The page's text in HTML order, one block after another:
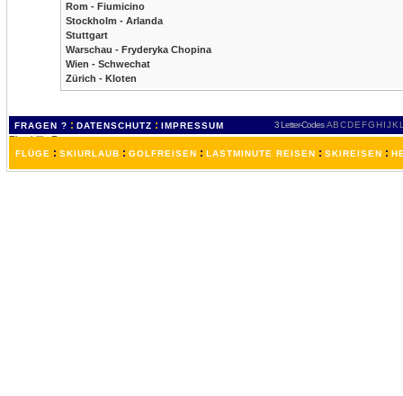
Rom - Fiumicino
Stockholm - Arlanda
Stuttgart
Warschau - Fryderyka Chopina
Wien - Schwechat
Zürich - Kloten
FRAGEN ? : DATENSCHUTZ : IMPRESSUM 3 Letter-Codes ABCDEFGH IJKL
FLÜGE : SKIURLAUB : GOLFREISEN : LASTMINUTE REISEN : SKIREISEN :